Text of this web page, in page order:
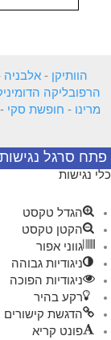
הוותיקן - אלבניה
הרפובליקה
מרינו - חופשת סקי -
פתח סרגל נגישות
כלי נגישות
הגדל טקסט
הקטן טקסט
גווני אפור
ניגודיות גבוהה
ניגודיות הפוכה
רקע בהיר
הדגשת קישורים
פונט קריא